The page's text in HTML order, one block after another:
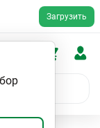
Загрузить